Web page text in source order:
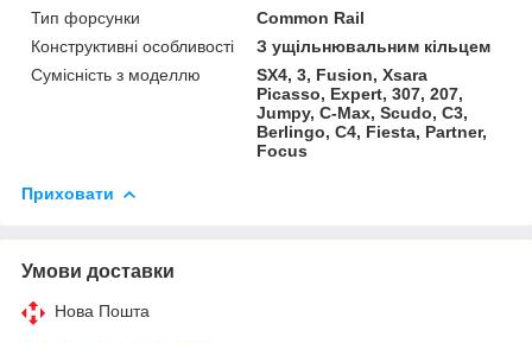
Тип форсунки
Common Rail
Конструктивні особливості
З ущільнювальним кільцем
Сумісність з моделлю
SX4, 3, Fusion, Xsara
Picasso, Expert, 307, 207,
Jumpy, C-Max, Scudo, C3,
Berlingo, C4, Fiesta, Partner,
Focus
Приховати
Умови доставки
Нова Пошта